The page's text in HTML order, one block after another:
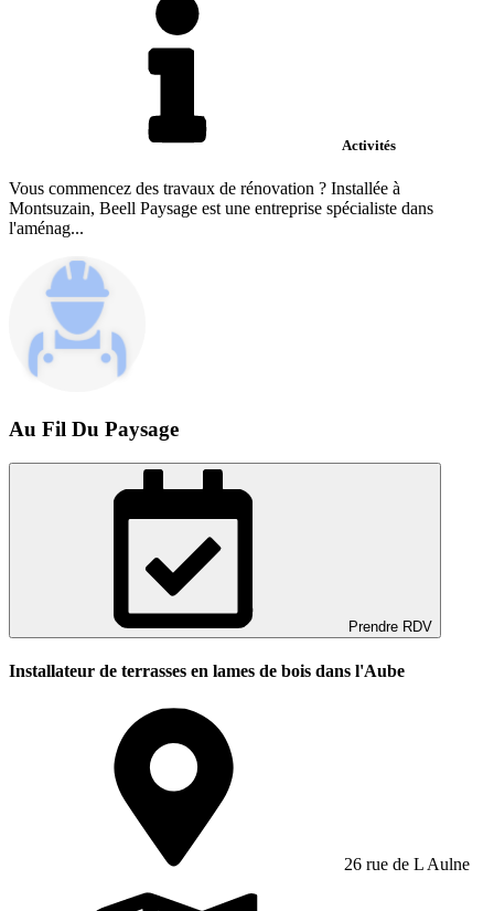
Activités
Vous commencez des travaux de rénovation ? Installée à
Montsuzain, Beell Paysage est une entreprise spécialiste dans
l'aménag...
Au Fil Du Paysage
Prendre RDV
Installateur de terrasses en lames de bois dans l'Aube
26 rue de L Aulne